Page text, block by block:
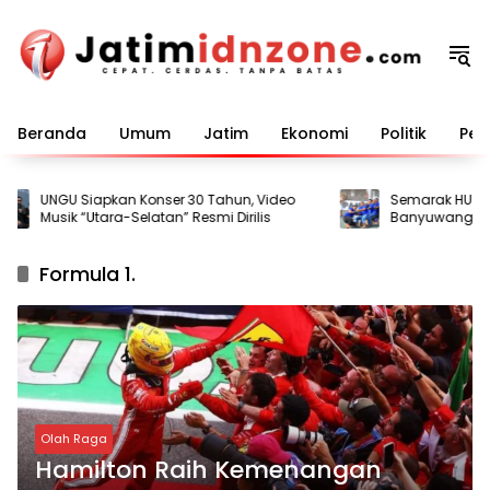
konten
Beranda Umum Jatim Ekonomi Politik
UNGU Siapkan Konser 30 Tahun, Video
Musik “Utara-Selatan” Resmi Dirilis
Semarak HUT ke-
Banyuwangi
bagi Warga
Formula 1.
Olah Raga
Hamilton Raih Kemenangan